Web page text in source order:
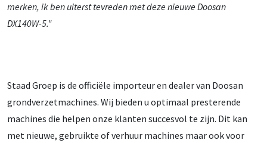
merken, ik ben uiterst tevreden met deze nieuwe Doosan
DX140W-5."
Staad Groep is de officiële importeur en dealer van Doosan
grondverzetmachines. Wij bieden u optimaal presterende
machines die helpen onze klanten succesvol te zijn. Dit kan
met nieuwe, gebruikte of verhuur machines maar ook voor